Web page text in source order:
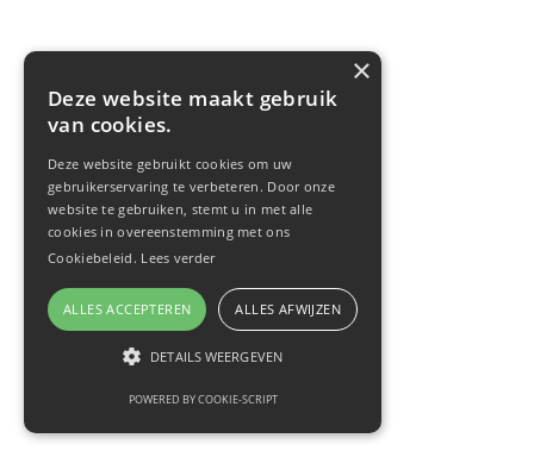
×
Deze website maakt gebruik
van cookies.
Deze website gebruikt cookies om uw
gebruikerservaring te verbeteren. Door onze
website te gebruiken, stemt u in met alle
cookies in overeenstemming met ons
Cookiebeleid. Lees verder
ALLES ACCEPTEREN ALLES AFWIJZEN
DETAILS WEERGEVEN
POWERED BY COOKIE-SCRIPT